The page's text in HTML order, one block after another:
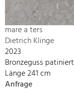
mare a ters
Dietrich Klinge
2023
Bronzeguss patiniert
Länge 241 cm
Anfrage